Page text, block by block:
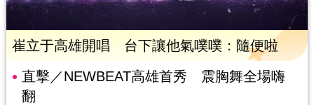
崔立于高雄開唱 台下讓他氣噗噗：隨便啦
直擊／NEWBEAT高雄首秀 震胸舞全場嗨
翻